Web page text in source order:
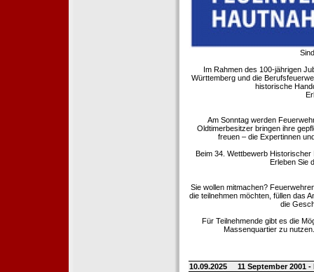
Im Rahmen des 100-jährigen
Württemberg und die
historische
Am Sonntag werden
Oldtimerbesitzer bringen ihre
freuen – die Expertinnen
Beim 34. Wettbewerb
Erleben Sie
Sie wollen mitmachen?
die teilnehmen möchten, füllen das
die
Für Teilnehmende gibt es die
Massenquartier zu
10.09.2025
11 September 2001